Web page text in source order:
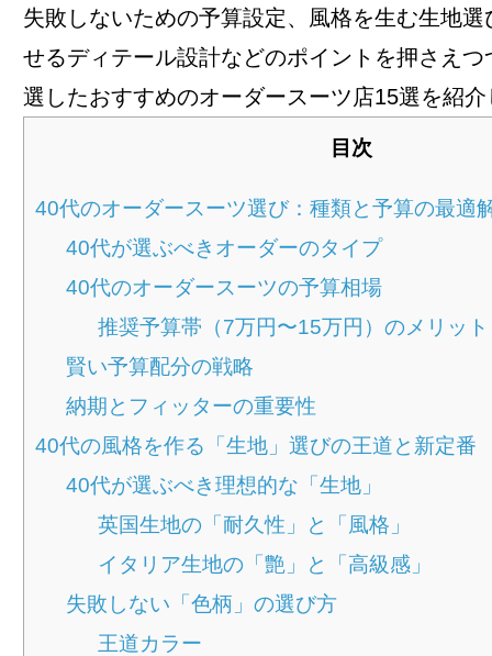
失敗しないための予算設定、風格を生む生地
せるディテール設計などのポイントを押さえ
選したおすすめのオーダースーツ店15選を紹
目次
40代のオーダースーツ選び：種類と予算の最適
40代が選ぶべきオーダーのタイプ
40代のオーダースーツの予算相場
推奨予算帯（7万円〜15万円）のメリット
賢い予算配分の戦略
納期とフィッターの重要性
40代の風格を作る「生地」選びの王道と新定番
40代が選ぶべき理想的な「生地」
英国生地の「耐久性」と「風格」
イタリア生地の「艶」と「高級感」
失敗しない「色柄」の選び方
王道カラー